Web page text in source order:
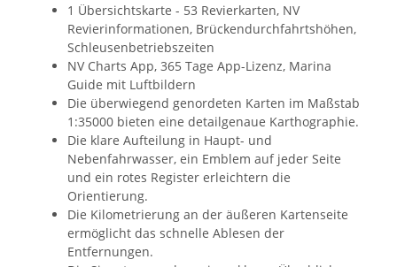
1 Übersichtskarte - 53 Revierkarten, NV
Revierinformationen, Brückendurchfahrtshöhen,
Schleusenbetriebszeiten
NV Charts App, 365 Tage App-Lizenz, Marina
Guide mit Luftbildern
Die überwiegend genordeten Karten im Maßstab
1:35000 bieten eine detailgenaue Karthographie.
Die klare Aufteilung in Haupt- und
Nebenfahrwasser, ein Emblem auf jeder Seite
und ein rotes Register erleichtern die
Orientierung.
Die Kilometrierung an der äußeren Kartenseite
ermöglicht das schnelle Ablesen der
Entfernungen.